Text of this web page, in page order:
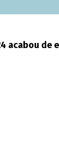
acabou de